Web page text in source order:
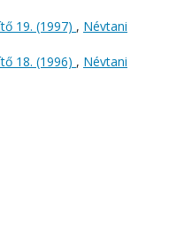
19. (1997) , Névtani
18. (1996) , Névtani